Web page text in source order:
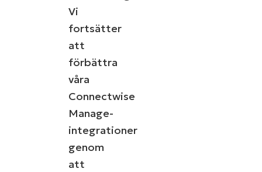
Vi
fortsätter
att
förbättra
våra
Connectwise
Manage-
integrationer
genom
att
Se NinjaOne in action
Bläddra bland våra on-demand-demonstrationer
för att se hur NinjaOne förenklar IT-uppgifter som
hantering av enheter, patchning, MDM,
ärendehantering och mycket mer.